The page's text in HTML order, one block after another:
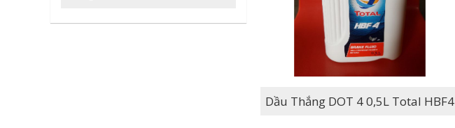
Dầu Thắng DOT 4 0,5L Total HBF4